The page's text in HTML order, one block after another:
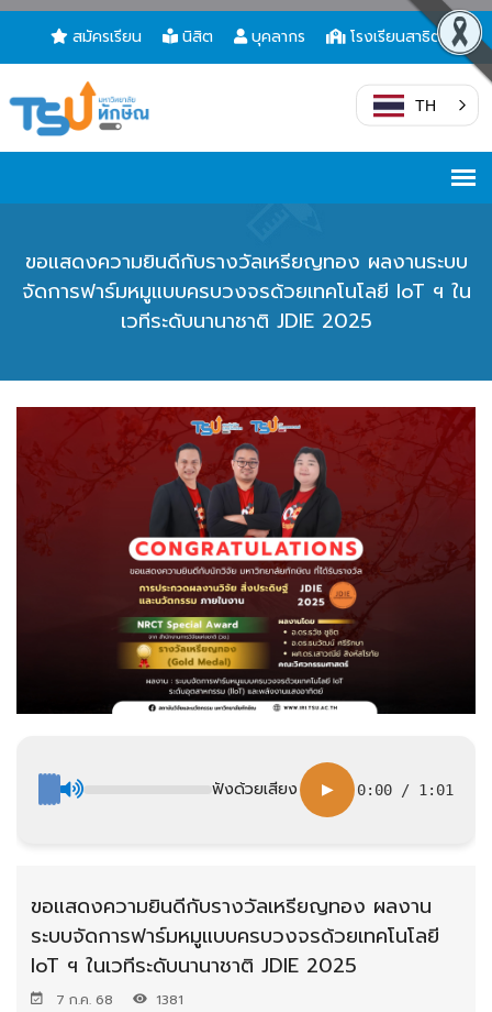
สมัครเรียน นิสิต บุคลากร โรงเรียนสาธิต
TH
ขอแสดงความยินดีกับรางวัลเหรียญทอง ผลงานระบบ
จัดการฟาร์มหมูแบบครบวงจรด้วยเทคโนโลยี IoT ฯ ใน
เวทีระดับนานาชาติ JDIE 2025
ฟังด้วยเสียง ▶ 0:00 / 1:01
ขอแสดงความยินดีกับรางวัลเหรียญทอง ผลงาน
ระบบจัดการฟาร์มหมูแบบครบวงจรด้วยเทคโนโลยี
IoT ฯ ในเวทีระดับนานาชาติ JDIE 2025
7 ก.ค. 68 1381